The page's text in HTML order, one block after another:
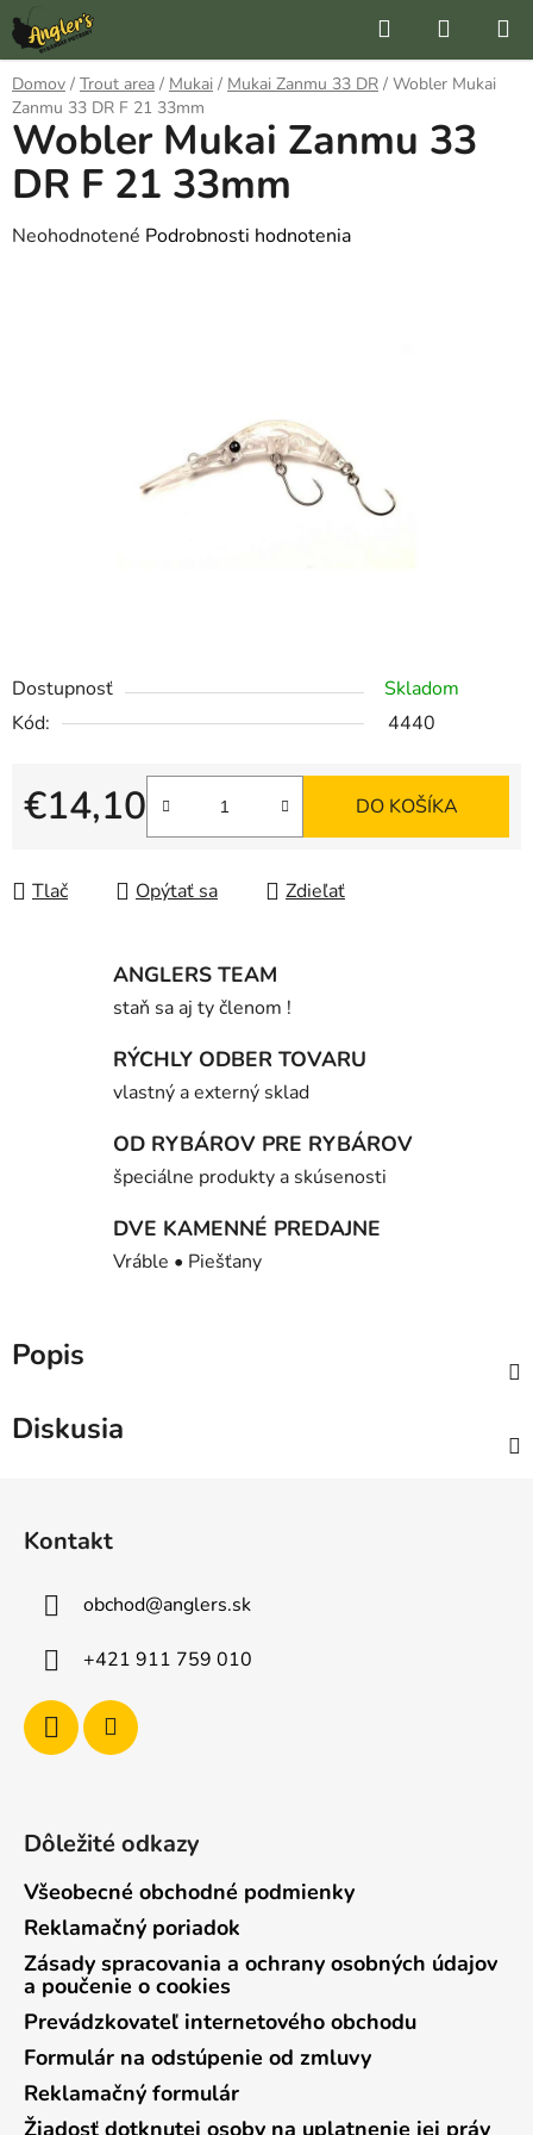
Prejsť
na
obsah
Hľadať
KOŠÍK
Domov / Trout area / Mukai / Mukai Zanmu 33 DR / Wobler Mukai
Zanmu 33 DR F 21 33mm
Dostupnosť
Skladom
Kód:
4440
€14,10
Jednotková cena:
DO KOŠÍKA
Tlač Opýtať sa Zdieľať
Wobler Mukai Zanmu 33
DR F 21 33mm
Priemerné
Neohodnotené Podrobnosti hodnotenia
ANGLERS TEAM
staň sa aj ty členom !
RÝCHLY ODBER TOVARU
vlastný a externý sklad
OD RYBÁROV PRE RYBÁROV
špeciálne produkty a skúsenosti
DVE KAMENNÉ PREDAJNE
Vráble • Piešťany
Popis
Diskusia
Kontakt
obchod@anglers.sk
+421 911 759 010
Dôležité odkazy
Všeobecné obchodné podmienky
Reklamačný poriadok
Zásady spracovania a ochrany osobných údajov
a poučenie o cookies
Prevádzkovateľ internetového obchodu
Formulár na odstúpenie od zmluvy
Reklamačný formulár